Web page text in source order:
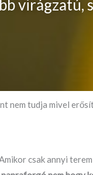
nem tudja mivel
csak annyi